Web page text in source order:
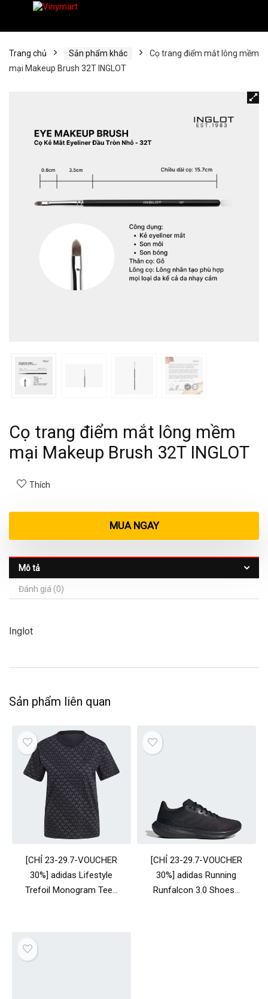
Trang chủ Sản phẩm khác
Cọ trang điểm mắt lông mềm
mại Makeup Brush 32T INGLOT
Cọ trang điểm mắt lông mềm
mại Makeup Brush 32T INGLOT
Thích
MUA NGAY
Mô tả
Đánh giá (0)
Inglot
Sản phẩm liên quan
[CHỈ 23-29.7-VOUCHER
30%] adidas Lifestyle
Trefoil Monogram Tee…
[CHỈ 23-29.7-VOUCHER
30%] adidas Running
Runfalcon 3.0 Shoes…